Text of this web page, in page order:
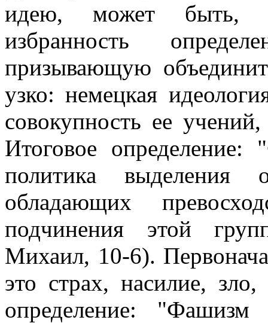
идею, может быть,
избранность
призывающую
узко: немецкая
совокупность ее
Итоговое
политика
обладающих
подчинения этой
Михаил, 10-6).
это страх, насилие,
определение: